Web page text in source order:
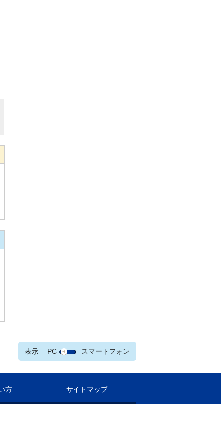
表示 PC スマートフォン
方 サイトマップ